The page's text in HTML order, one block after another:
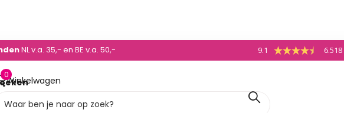
- 450 882
NL v.a. 35,- en BE v.a. 50,- 9.1
Winkelwagen
0
0,00